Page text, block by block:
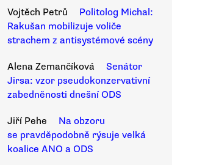
Vojtěch Petrů
Politolog Michal:
Rakušan mobilizuje voliče
strachem z antisystémové scény
Alena Zemančíková
Senátor
Jirsa: vzor pseudokonzervativní
zabedněnosti dnešní ODS
Jiří Pehe
Na obzoru
se pravděpodobně rýsuje velká
koalice ANO a ODS